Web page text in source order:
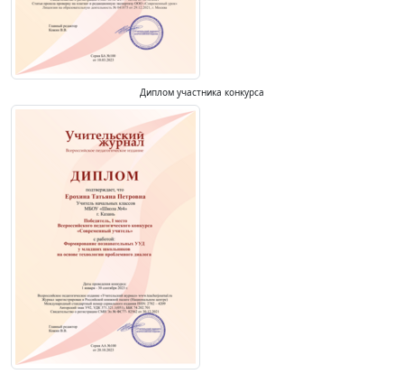
Диплом участника конкурса